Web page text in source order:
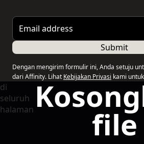
Email address
Submit
Dengan mengirim formulir ini, Anda setuju
dari Affinity. Lihat Kebijakan Privasi kami
file